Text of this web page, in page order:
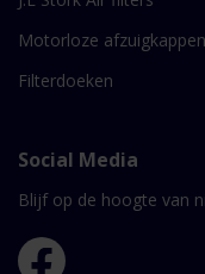
Motorloze afzuigkappen
Filterdoeken
Social Media
Blijf op de hoogte van